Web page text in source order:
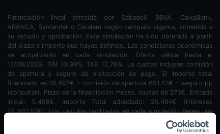
Financiación lineal ofrecida por Sabadell, BBVA, CaixaBank,
ABANCA, Santander o Cetelem según campaña vigente, sometida a
su estudio y aprobación. Esta simulación ha sido obtenida a partir
del plazo e importe que hayas definido. Las condiciones económicas
se actualizarán en cada simulación. Oferta válida hasta el
17/08/2026. TIN 10,99%. TAE 12,76%. La cuotas incluyen comisión
de apertura y seguro de protección de pago. El importe total
financiado es 16.492€ + comisión de apertura 651,43€ + seguro pp
(consultar). Plazo de la financiación meses. cuotas de 273€. Entrada
inicial: 5.498€. Importe Total adeudado: 29.484€ (intereses
12.340,57€). Los cálculos facilitados en cada simulación tienen una
finalidad informativa y no sustituye a las condiciones finales del